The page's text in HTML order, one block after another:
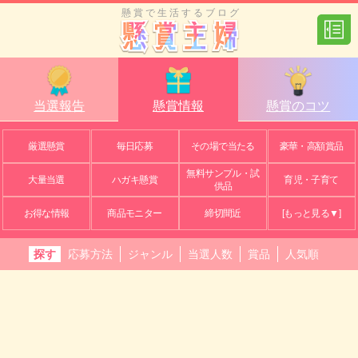
懸賞で生活するブログ
当選報告 懸賞情報 懸賞のコツ
厳選懸賞 毎日応募 その場で当たる 豪華・高額賞品
大量当選 ハガキ懸賞
無料サンプル・試
供品
育児・子育て
お得な情報 商品モニター 締切間近 [もっと見る▼]
探す 応募方法 ジャンル 当選人数 賞品 人気順